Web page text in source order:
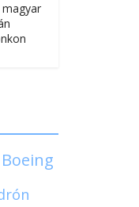
magyar
Boeing